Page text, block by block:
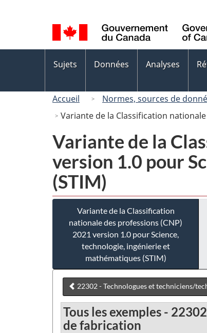
de
la
langue
des
Sujets Données Analyses
Accueil
Normes, sources de
Variante de la Classification
Variante de la
version 1.0 pour
(STIM)
Variante de la Classification
nationale des professions (CNP)
2021 version 1.0 pour Science,
technologie, ingénierie et
mathématiques (STIM)
22302 - Technologues et techniciens/
Tous les exemples -
de fabrication